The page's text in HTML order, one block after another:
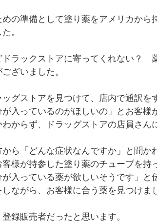
の準備として塗り薬をアメリカから
。
ラックストアに寄ってくれない？　
ざいました。
グストアを見つけて、店内で通訳を
が入っているのがほしいの」とお客
からず、ドラッグストアの店員さん
ら「どんな症状なんですか」と聞か
様が持参した塗り薬のチューブを持
入っている薬が欲しいそうです」と
ながら、お客様に合う薬を見つけま
録販売者だったと思います。